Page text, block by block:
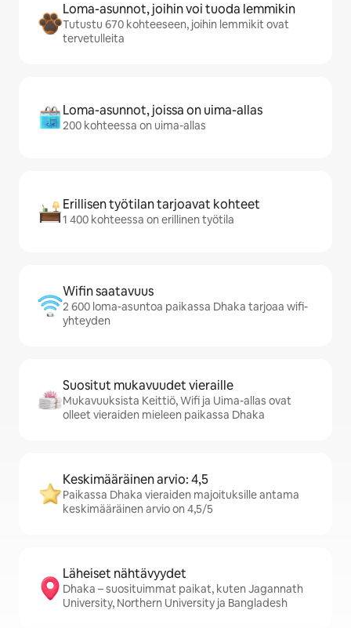
Loma-asunnot, joihin voi tuoda lemmikin
Tutustu 670 kohteeseen, joihin lemmikit ovat
tervetulleita
Loma-asunnot, joissa on uima-allas
200 kohteessa on uima-allas
Erillisen työtilan tarjoavat kohteet
1 400 kohteessa on erillinen työtila
Wifin saatavuus
2 600 loma-asuntoa paikassa Dhaka tarjoaa wifi-
yhteyden
Suositut mukavuudet vieraille
Mukavuuksista Keittiö, Wifi ja Uima-allas ovat
olleet vieraiden mieleen paikassa Dhaka
Keskimääräinen arvio: 4,5
Paikassa Dhaka vieraiden majoituksille antama
keskimääräinen arvio on 4,5/5
Läheiset nähtävyydet
Dhaka – suosituimmat paikat, kuten Jagannath
University, Northern University ja Bangladesh